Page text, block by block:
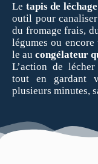
Le tapis de léchage
outil pour
du fromage frais,
légumes ou
le au congélateur
L’action de
tout en gardant
plusieurs minutes,